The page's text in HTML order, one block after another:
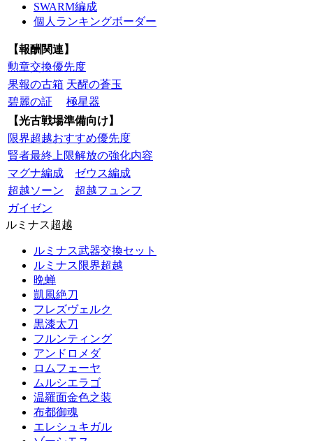
SWARM編成
個人ランキングボーダー
【報酬関連】
勲章交換優先度
果報の古箱 天醒の蒼玉
碧麗の証
極星器
【光古戦場準備向け】
限界超越おすすめ優先度
賢者最終上限解放の強化内容
マグナ編成
ゼウス編成
超越ソーン
超越フュンフ
ガイゼン
ルミナス超越
ルミナス武器交換セット
ルミナス限界超越
晩蝉
凱風絶刀
フレズヴェルク
黒漆太刀
フルンティング
アンドロメダ
ロムフェーヤ
ムルシエラゴ
温羅面金色之装
布都御魂
エレシュキガル